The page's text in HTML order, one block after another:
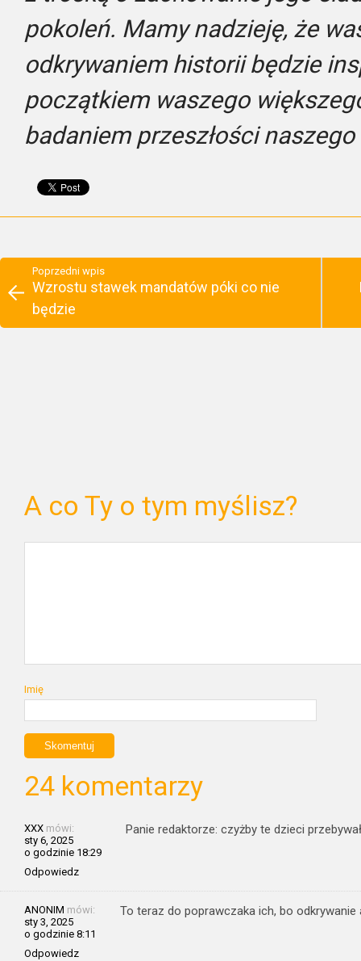
pokoleń. Mamy nadzieję, że
odkrywaniem historii będzie
początkiem waszego
badaniem przeszłości
Poprzedni wpis
Wzrostu stawek mandatów póki co nie
będzie
A co Ty o tym myślisz?
Imię
24 komentarzy
XXX mówi:
sty 6, 2025
o godzinie 18:29
Odpowiedz
Panie redaktorze: czyżby te dzieci
ANONIM mówi:
sty 3, 2025
o godzinie 8:11
Odpowiedz
To teraz do poprawczaka ich, bo odkrywanie